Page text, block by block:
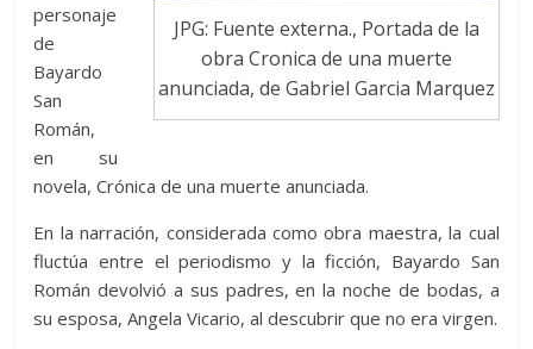
JPG: Fuente externa., Portada de la
obra Cronica de una muerte
anunciada, de Gabriel Garcia Marquez
personaje
de
Bayardo
San
Román,
en su
novela, Crónica de una muerte anunciada.
En la narración, considerada como obra maestra, la cual
fluctúa entre el periodismo y la ficción, Bayardo San
Román devolvió a sus padres, en la noche de bodas, a
su esposa, Angela Vicario, al descubrir que no era virgen.